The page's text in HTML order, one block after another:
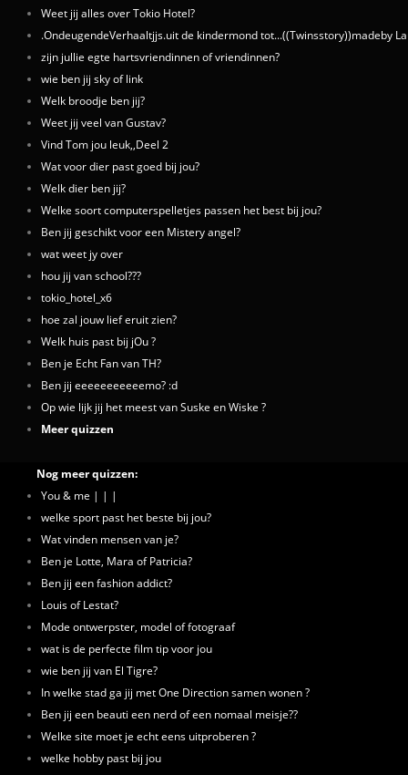
Weet jij alles over Tokio Hotel?
.OndeugendeVerhaaltjjs.uit de kindermond tot...((Twinsstory))madeby
zijn jullie egte hartsvriendinnen of vriendinnen?
wie ben jij sky of link
Welk broodje ben jij?
Weet jij veel van Gustav?
Vind Tom jou leuk,,Deel 2
Wat voor dier past goed bij jou?
Welk dier ben jij?
Welke soort computerspelletjes passen het best bij jou?
Ben jij geschikt voor een Mistery angel?
wat weet jy over
hou jij van school???
tokio_hotel_x6
hoe zal jouw lief eruit zien?
Welk huis past bij jOu ?
Ben je Echt Fan van TH?
Ben jij eeeeeeeeeeemo? :d
Op wie lijk jij het meest van Suske en Wiske ?
Meer quizzen
Nog meer quizzen:
You & me | | |
welke sport past het beste bij jou?
Wat vinden mensen van je?
Ben je Lotte, Mara of Patricia?
Ben jij een fashion addict?
Louis of Lestat?
Mode ontwerpster, model of fotograaf
wat is de perfecte film tip voor jou
wie ben jij van El Tigre?
In welke stad ga jij met One Direction samen wonen ?
Ben jij een beauti een nerd of een nomaal meisje??
Welke site moet je echt eens uitproberen ?
welke hobby past bij jou